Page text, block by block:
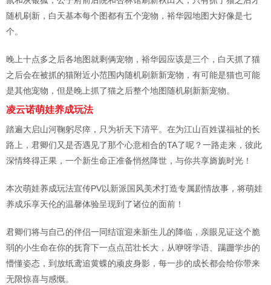
随机刷新，白天基本每个图都有五个宠物，裕华园地图大好像是七
个。
晚上十点多之后各地图就剩俩宠物，裕华园应该是三个，白天抓了猫
之后会在被抓的猫附近小范围内随机刷新新宠物，有可能是猫也可能
是其他宠物，但是晚上抓了猫之后整个地图随机刷新新宠物。
凌云诺萌娃养成玩法
踏遍大启山河鞠躬尽瘁，只为祈天下清平。在为江山百姓谋福祉的长
路上，君卿们又是否遇见了那个心意相合的TA了呢？一路走来，彼此
深情终得正果，一个新生命正准备悄然降世，与你共享旖旎时光！
本次萌娃养成玩法宣传PV以新派国风美术打造专属剧情故事，将萌娃
养成乐享天伦的温馨体验呈现到了诸位的面前！
君卿们将与自己的伴侣一同结谊迎来新生儿的降临，亲眼见证这个脆
弱的小生命在你的抚育下一点点茁壮长大，从咿呀学语、蹒跚学步的
懵懂姿态，到放纸鸢追黄蝶的顽皮身影，每一步的成长都会给你带来
无限惊喜与感慨。